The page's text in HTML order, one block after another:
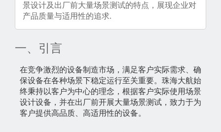
景设计及出厂前大量场景测试的特点，展现企业对
产品质量与适用性的追求.
一、引言
在竞争激烈的设备制造市场，满足客户实际需求、确
保设备在各种场景下稳定运行至关重要。珠海大航始
终秉持以客户为中心的理念，根据客户实际使用场景
设计设备，并在出厂前开展大量场景测试，致力于为
客户提供高品质、高适用性的设备。